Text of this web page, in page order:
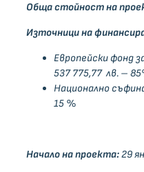
Обща стойност на
Източници на
Европейски фонд
537 775,77 лв. –
Национално
15 %
Начало на проекта:29